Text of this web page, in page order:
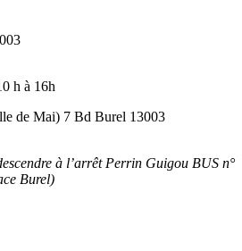
h à 16h
de Mai) 7 Bd Burel 13003
à l’arrêt Perrin Guigou BUS n°
Burel)